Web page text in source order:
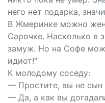
него нет подарка,
В Жмеринке можно
Сарочке. Насколько я
замуж. Но на Софе
идиот!"
К молодому соседу:
— Простите, вы не сын
— Да, а как вы